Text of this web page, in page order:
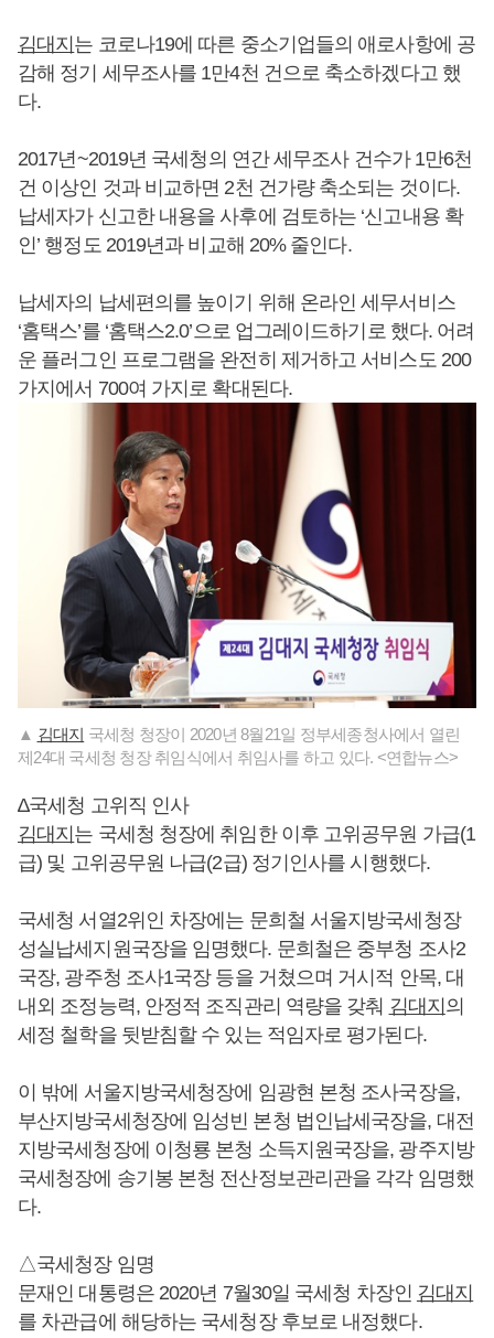
김대지 는 코로나19에 따른 중소기업들의 애로사항에 공
감해 정기 세무조사를 1만4천 건으로 축소하겠다고 했
다.
2017년~2019년 국세청의 연간 세무조사 건수가 1만6천
건 이상인 것과 비교하면 2천 건가량 축소되는 것이다.
납세자가 신고한 내용을 사후에 검토하는 ‘신고내용 확
인’ 행정도 2019년과 비교해 20% 줄인다.
납세자의 납세편의를 높이기 위해 온라인 세무서비스
‘홈택스’를 ‘홈택스2.0’으로 업그레이드하기로 했다. 어려
운 플러그인 프로그램을 완전히 제거하고 서비스도 200
가지에서 700여 가지로 확대된다.
▲ 김대지 국세청 청장이 2020년 8월21일 정부세종청사에서 열린
제24대 국세청 청장 취임식에서 취임사를 하고 있다. <연합뉴스>
∆국세청 고위직 인사
김대지 는 국세청 청장에 취임한 이후 고위공무원 가급(1
급) 및 고위공무원 나급(2급) 정기인사를 시행했다.
국세청 서열2위인 차장에는 문희철 서울지방국세청장
성실납세지원국장을 임명했다. 문희철은 중부청 조사2
국장, 광주청 조사1국장 등을 거쳤으며 거시적 안목, 대
내외 조정능력, 안정적 조직관리 역량을 갖춰 김대지 의
세정 철학을 뒷받침할 수 있는 적임자로 평가된다.
이 밖에 서울지방국세청장에 임광현 본청 조사국장을,
부산지방국세청장에 임성빈 본청 법인납세국장을, 대전
지방국세청장에 이청룡 본청 소득지원국장을, 광주지방
국세청장에 송기봉 본청 전산정보관리관을 각각 임명했
다.
△국세청장 임명
문재인 대통령은 2020년 7월30일 국세청 차장인 김대지
를 차관급에 해당하는 국세청장 후보로 내정했다.